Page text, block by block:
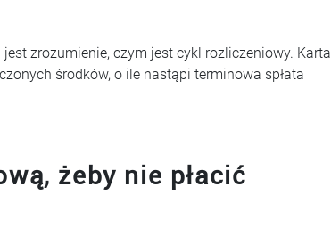
zrozumienie, czym jest cykl rozliczeniowy. Karta
środków, o ile nastąpi terminowa spłata
żeby nie płacić